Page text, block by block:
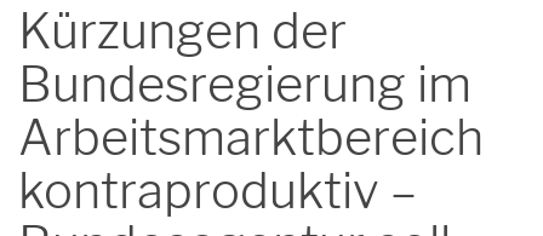
Kürzungen der
Bundesregierung im
Arbeitsmarktbereich
kontraproduktiv –